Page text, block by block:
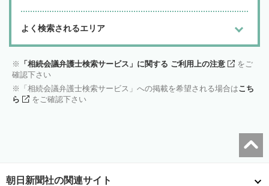
よく検索されるエリア
「相続会議弁護士検索サービス」に関する ご利用上の注意
をご
確認下さい
「相続会議弁護士検索サービス」への掲載を希望される場合はこち
ら
をご確認下さい
朝日新聞社の関連サイト